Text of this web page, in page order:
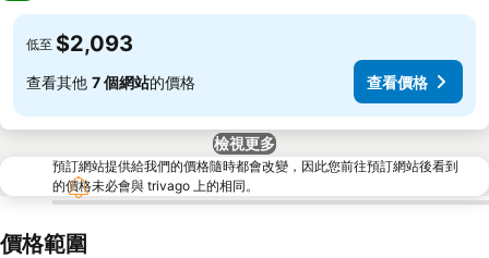
低至 $2,093
查看其他 7 個網站的價格 查看價格
檢視更多
預訂網站提供給我們的價格隨時都會改變，因此您前往預訂網站後看到
的價格未必會與 trivago 上的相同。
價格範圍